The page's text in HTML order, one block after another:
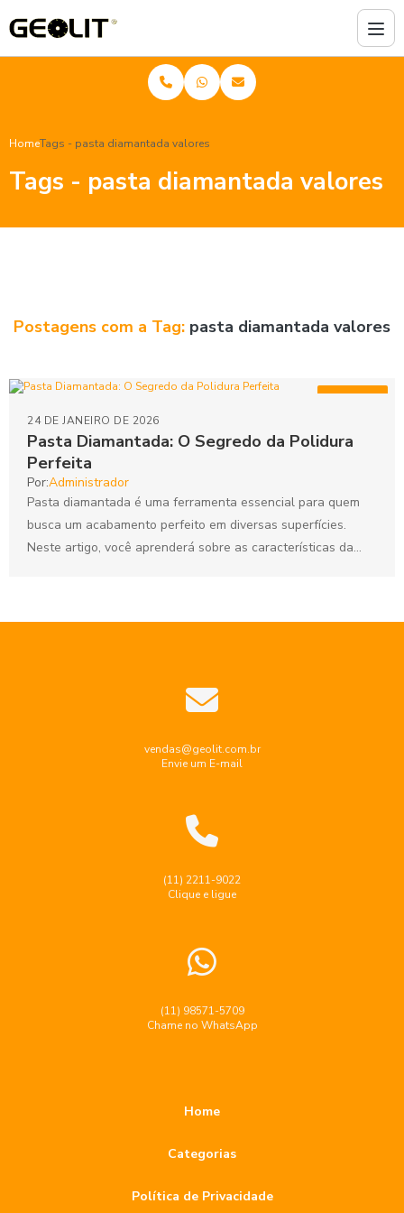
HomeTags - pasta diamantada valores
Tags - pasta diamantada valores
Postagens com a Tag: pasta diamantada valores
Pasta Diamantada: O Segredo da Polidura
Perfeita
24 DE JANEIRO DE 2026
Por:Administrador
Pasta diamantada é uma ferramenta essencial para quem
busca um acabamento perfeito em diversas superfícies.
Neste artigo, você aprenderá sobre as características da
vendas@geolit.com.br
Envie um E-mail
(11) 2211-9022
Clique e ligue
(11) 98571-5709
Chame no WhatsApp
Home
Categorias
Política de Privacidade